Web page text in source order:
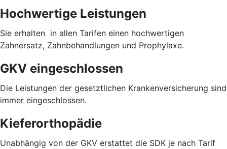
Hochwertige Leistungen
Sie erhalten in allen Tarifen einen hochwertigen
Zahnersatz, Zahnbehandlungen und Prophylaxe.
GKV eingeschlossen
Die Leistungen der gesetztlichen Krankenversicherung sind
immer eingeschlossen.
Kieferorthopädie
Unabhängig von der GKV erstattet die SDK je nach Tarif